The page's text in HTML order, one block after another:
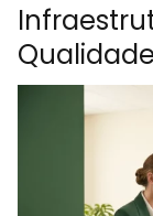
Qualidade